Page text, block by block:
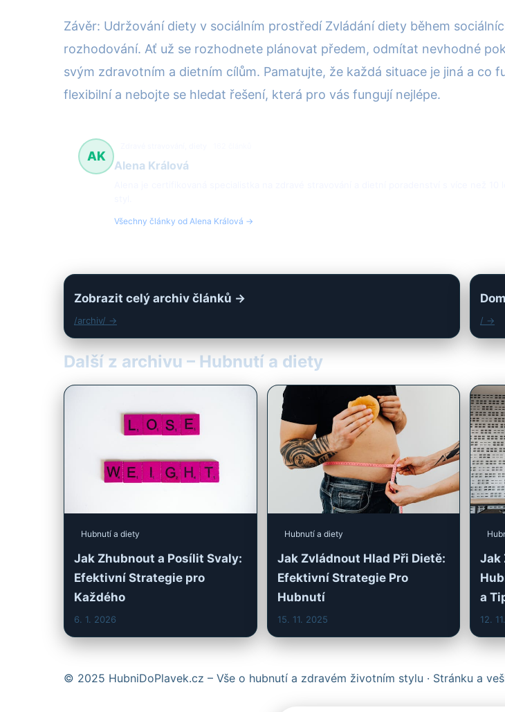
Závěr: Udržování diety v sociálním prostředí Zvládání diety během
rozhodování. Ať už se rozhodnete plánovat předem, odmítat nevhodné
svým zdravotním a dietním cílům. Pamatujte, že každá situace je jiná a
flexibilní a nebojte se hledat řešení, která pro vás fungují nejlépe.
AK
Alena Králová
Všechny články od Alena Králová →
Zobrazit celý archiv článků →
/archiv/ → / →
Další z archivu – Hubnutí a diety
Hubnutí a diety
Jak Zhubnout a Posílit Svaly:
Efektivní Strategie pro
Každého
6. 1. 2026
Hubnutí a diety
Jak Zvládnout Hlad Při Dietě:
Efektivní Strategie Pro
Hubnutí
15. 11. 2025
Jak
a
12.
© 2025 HubniDoPlavek.cz – Vše o hubnutí a zdravém životním stylu · Stránku a